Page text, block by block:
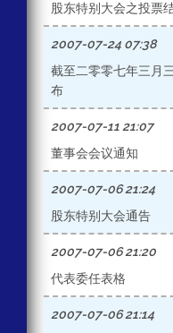
股东特别大会之投票
2007-07-24 07:38
截至二零零七年三月
布
2007-07-11 21:07
董事会会议通知
2007-07-06 21:24
股东特别大会通告
2007-07-06 21:20
代表委任表格
2007-07-06 21:14